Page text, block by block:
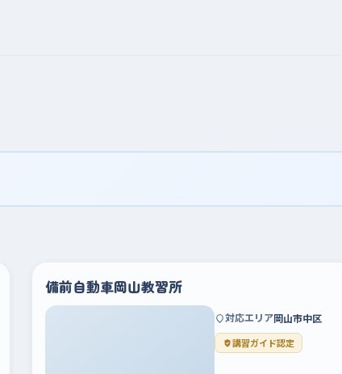
備前自動車岡山教習所
対応エリア岡山市中区
講習ガイド認定